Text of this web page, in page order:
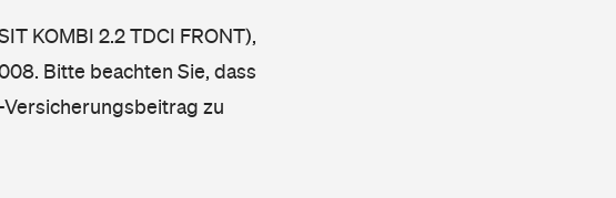
KOMBI 2.2 TDCI FRONT),
Bitte beachten Sie, dass
zu